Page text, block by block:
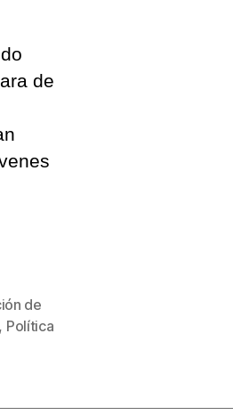
de
de
, Política